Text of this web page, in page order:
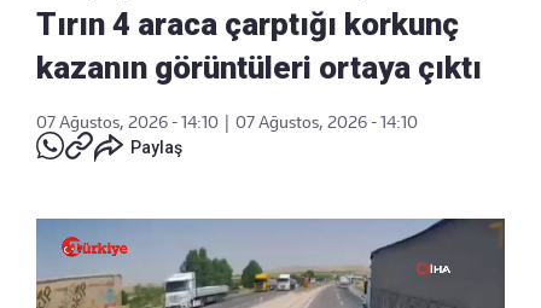
Tırın 4 araca çarptığı korkunç
kazanın görüntüleri ortaya çıktı
07 Ağustos, 2026 - 14:10
07 Ağustos, 2026 - 14:10
Paylaş